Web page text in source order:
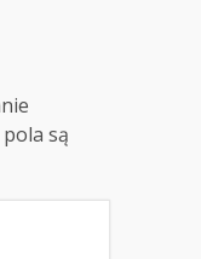
są